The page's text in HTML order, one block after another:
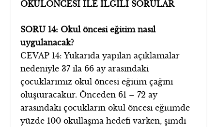
OKULÖNCESİ İLE İLGİLİ SORULAR
SORU 14: Okul öncesi eğitim nasıl
uygulanacak?
CEVAP 14: Yukarıda yapılan açıklamalar
nedeniyle 37 ila 66 ay arasındaki
çocuklarımız okul öncesi eğitim çağını
oluşturacaktır. Önceden 61 – 72 ay
arasındaki çocukların okul öncesi eğitimde
yüzde 100 okullaşma hedefi varken, şimdi